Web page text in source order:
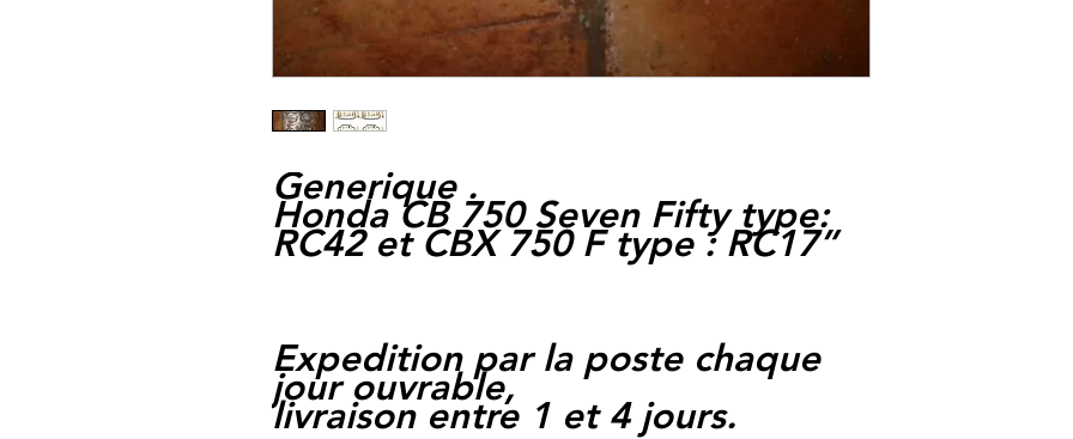
Generique .
Honda CB 750 Seven Fifty type:
RC42 et CBX 750 F type : RC17”
Expedition par la poste chaque
jour ouvrable,
livraison entre 1 et 4 jours.